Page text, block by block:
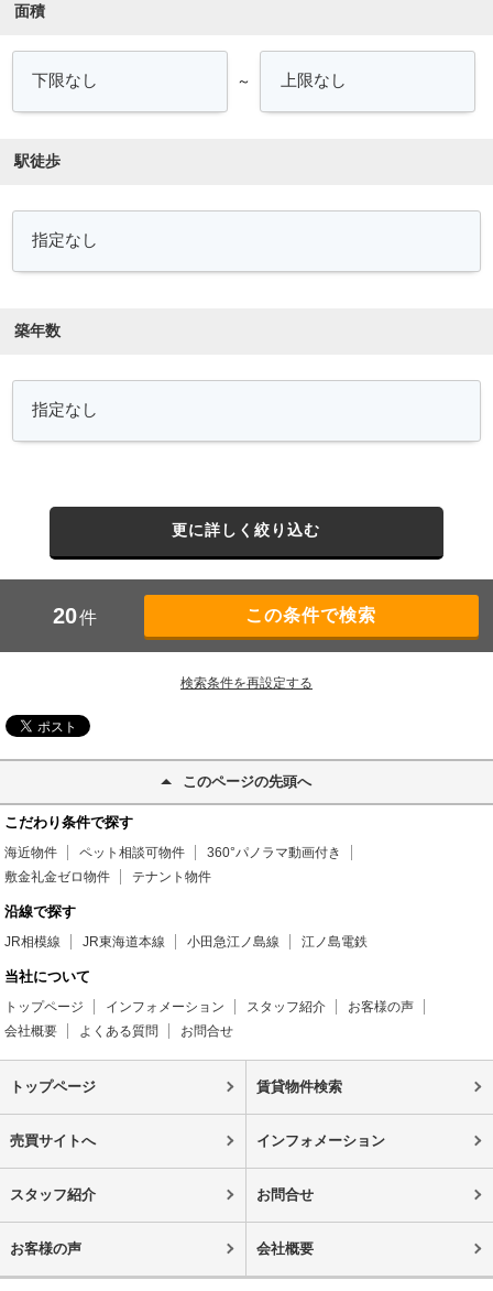
面積
～
駅徒歩
築年数
更に詳しく絞り込む
20件
検索条件を再設定する
このページの先頭へ
こだわり条件で探す
海近物件 ペット相談可物件
360°パノラマ動画付き
敷金礼金ゼロ物件
テナント物件
沿線で探す
JR相模線 JR東海道本線 小田急江ノ島線 江ノ島電鉄
当社について
トップページ インフォメーション スタッフ紹介
お客様の声
会社概要
よくある質問 お問合せ
トップページ 賃貸物件検索
売買サイトへ インフォメーション
スタッフ紹介 お問合せ
お客様の声 会社概要